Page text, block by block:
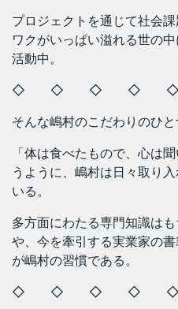
プロジェクトを通じて社会
ワクがいっぱい溢れる世の
活動中。
◇ ◇ ◇ ◇ ◇
そんな嶋村のこだわりのひと
「体は食べたもので、心は
うように、嶋村は日々取り
いる。
多方面にわたる専門知識は
や、今を牽引する実業家の
が嶋村の習慣である。
◇ ◇ ◇ ◇ ◇